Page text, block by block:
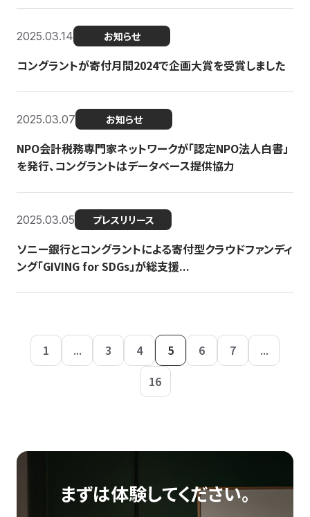
2025.03.14 お知らせ
コングラントが寄付月間2024で企画大賞を受賞しました
2025.03.07 お知らせ
NPO会計税務専門家ネットワークが「認定NPO法人白書」
を発行、コングラントはデータベース提供協力
2025.03.05 プレスリリース
ソニー銀行とコングラントによる寄付型クラウドファンディ
ング「GIVING for SDGs」が総支援...
1 ... 3 4 5 6 7
...
16
まずは体験してください。